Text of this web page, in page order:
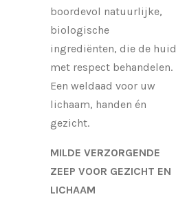
boordevol natuurlijke,
biologische
ingrediënten, die de huid
met respect behandelen.
Een weldaad voor uw
lichaam, handen én
gezicht.
MILDE VERZORGENDE
ZEEP VOOR GEZICHT EN
LICHAAM